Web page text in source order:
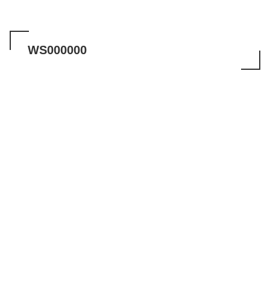
WS000000